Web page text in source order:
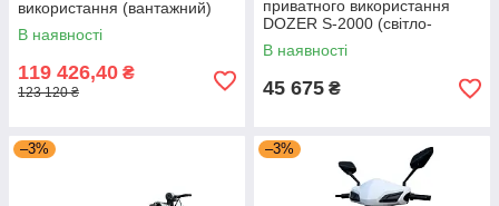
використання (вантажний)
В наявності
119 426,40 ₴
123 120 ₴
приватного використання
DOZER S-2000 (світло-
зелений)+
В наявності
45 675 ₴
–3% –3%